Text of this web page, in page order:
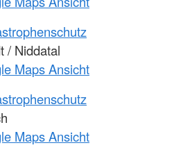
/ Niddatal
Maps Ansicht
Maps Ansicht